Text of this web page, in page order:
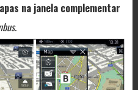
na janela complementar